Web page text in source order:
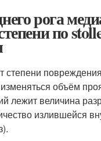
рога
по
степени
изменяться объём
лежит величина
излившейся